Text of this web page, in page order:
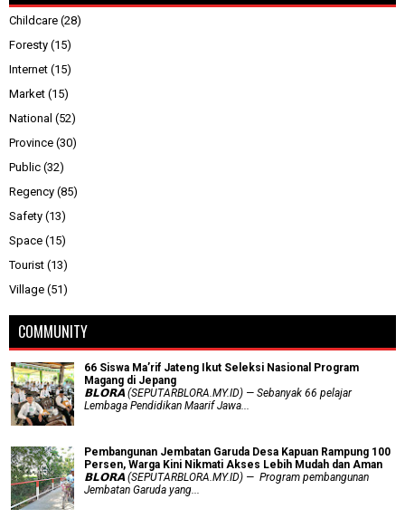
Childcare (28)
Foresty (15)
Internet (15)
Market (15)
National (52)
Province (30)
Public (32)
Regency (85)
Safety (13)
Space (15)
Tourist (13)
Village (51)
COMMUNITY
66 Siswa Ma’rif Jateng Ikut Seleksi Nasional Program
Magang di Jepang
𝗕𝗟𝗢𝗥𝗔 (SEPUTARBLORA.MY.ID) — Sebanyak 66 pelajar
Lembaga Pendidikan Maarif Jawa...
Pembangunan Jembatan Garuda Desa Kapuan Rampung 100
Persen, Warga Kini Nikmati Akses Lebih Mudah dan Aman
𝗕𝗟𝗢𝗥𝗔 (SEPUTARBLORA.MY.ID) — Program pembangunan
Jembatan Garuda yang...